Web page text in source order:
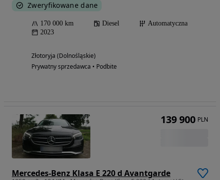
Zweryfikowane dane
170 000 km Diesel
Automatyczna
2023
Złotoryja (Dolnośląskie)
Prywatny sprzedawca • Podbite
Mercedes-Benz Klasa E 220 d Avantgarde
139 900 PLN